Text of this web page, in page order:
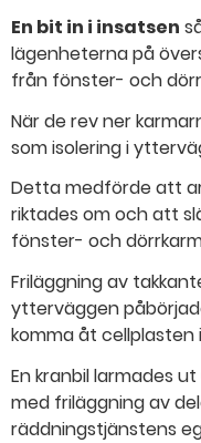
En bit in i insatsen
lägenheterna på
från fönster- och
När de rev ner
som isolering i
Detta medförde att
riktades om och att
fönster- och
Friläggning av
ytterväggen
komma åt cellplasten
En kranbil larmades
med friläggning av
räddningstjänstens